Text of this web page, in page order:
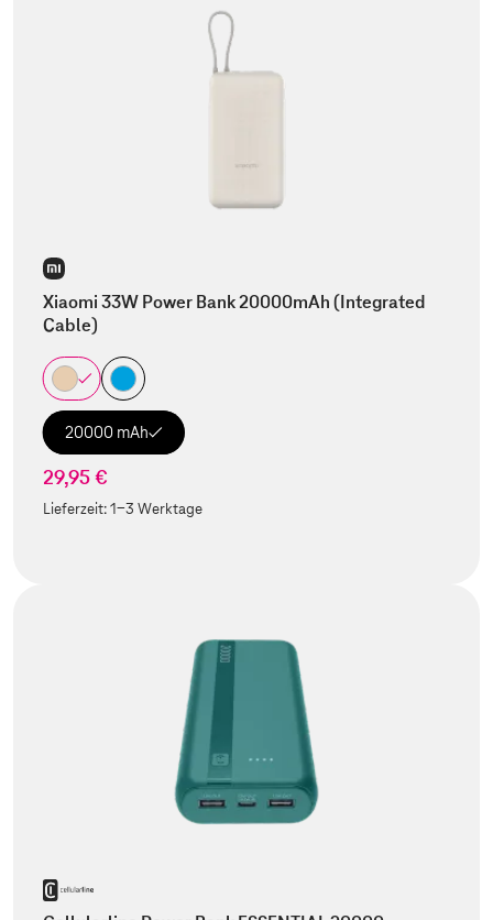
Xiaomi 33W Power Bank 20000mAh (Integrated
Cable)
20000 mAh
29,95 €
Lieferzeit:1-3 Werktage